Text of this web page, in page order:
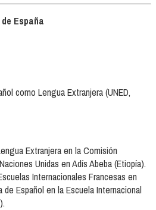
España
como Lengua Extranjera (UNED,
Extranjera en la Comisión
Unidas en Adís Abeba (Etiopía).
Internacionales Francesas en
Español en la Escuela Internacional